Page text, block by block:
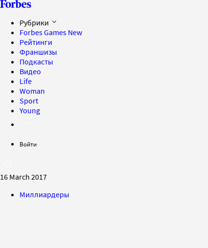
Рубрики
Forbes Games New
Рейтинги
Франшизы
Подкасты
Видео
Life
Woman
Sport
Young
Войти
16 March 2017
Миллиардеры